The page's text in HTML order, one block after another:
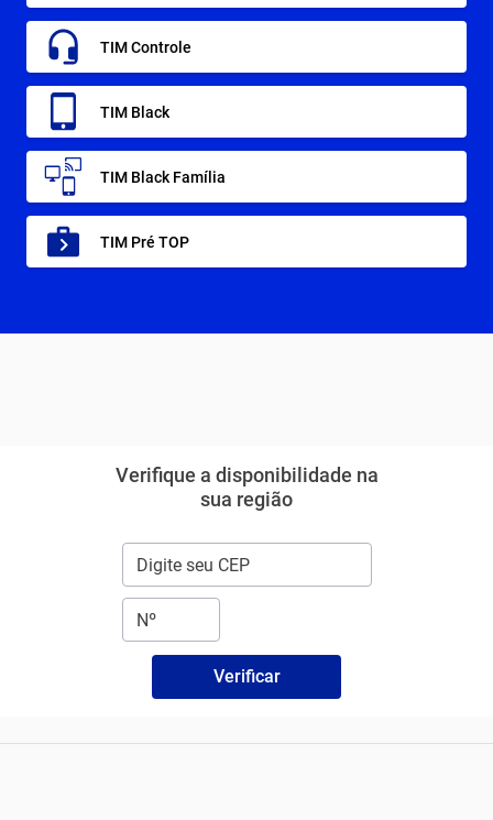
TIM Controle
TIM Black
TIM Black Família
TIM Pré TOP
Verifique a disponibilidade na
sua região
Verificar